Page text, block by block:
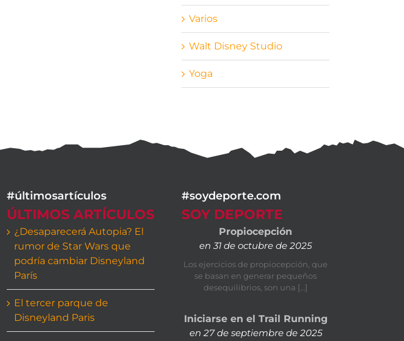
Varios
Walt Disney Studio
Yoga
#últimosartículos
ÚLTIMOS ARTÍCULOS
¿Desaparecerá Autopia? El
rumor de Star Wars que
podría cambiar Disneyland
París
El tercer parque de
Disneyland Paris
#soydeporte.com
SOY DEPORTE
Propiocepción
en 31 de octubre de 2025
Los ejercicios de propiocepción, que
se basan en generar pequeños
desequilibrios, son una […]
Iniciarse en el Trail Running
en 27 de septiembre de 2025